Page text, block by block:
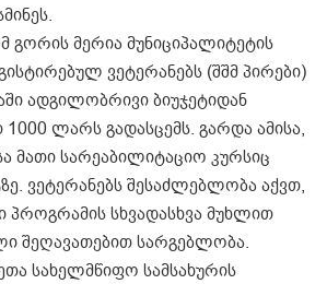
გორის მერია მუნიციპალიტეტის
ვეტერანებს (შშმ პირები)
ადგილობრივი ბიუჯეტიდან
1000 ლარს გადასცემს. გარდა ამისა,
მათი სარეაბილიტაციო კურსიც
ვეტერანებს შესაძლებლობა აქვთ,
პროგრამის სხვადასხვა მუხლით
შეღავათებით სარგებლობა.
სახელმწიფო სამსახურის